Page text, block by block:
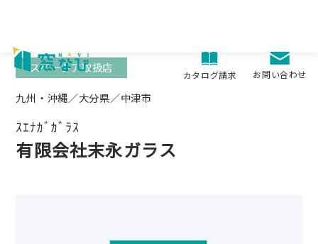
content
カタログ請求 お問い合わせ
九州・沖縄／大分県／中津市
ｽｴﾅｶﾞｶﾞﾗｽ
有限会社末永ガラス
スペーシア取扱店